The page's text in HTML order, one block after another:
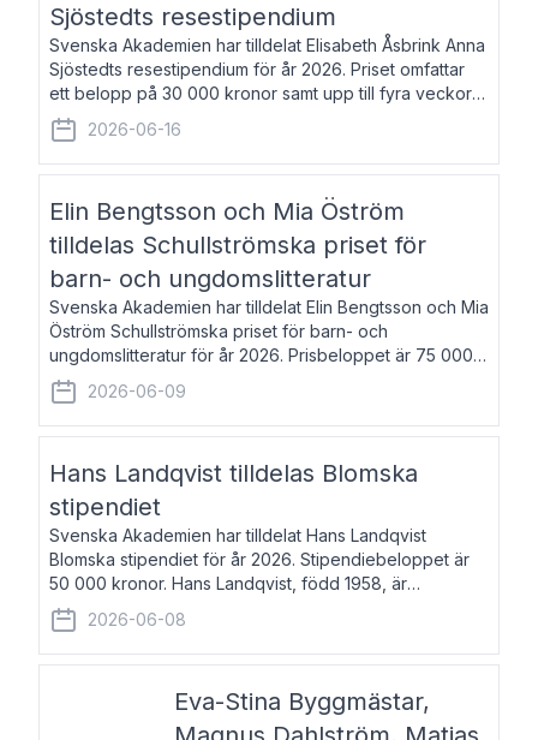
Sjöstedts resestipendium
Svenska Akademien har tilldelat Elisabeth Åsbrink Anna
Sjöstedts resestipendium för år 2026. Priset omfattar
ett belopp på 30 000 kronor samt upp till fyra veckors
fri vistelse i Akademiens lägenhet i Berlin. Elisabeth
Åsbrink, född 1965 oc
2026-06-16
Elin Bengtsson och Mia Öström
tilldelas Schullströmska priset för
barn- och ungdomslitteratur
Svenska Akademien har tilldelat Elin Bengtsson och Mia
Öström Schullströmska priset för barn- och
ungdomslitteratur för år 2026. Prisbeloppet är 75 000
kronor vardera. Elin Bengtsson, född 1987, är författare
och forskare i genusvetenskap.
2026-06-09
Hans Landqvist tilldelas Blomska
stipendiet
Svenska Akademien har tilldelat Hans Landqvist
Blomska stipendiet för år 2026. Stipendiebeloppet är
50 000 kronor. Hans Landqvist, född 1958, är
professor i svenska vid Göteborgs universitet. Han
disputerade år 2000 på avhandlingen Författn
2026-06-08
Eva-Stina Byggmästar,